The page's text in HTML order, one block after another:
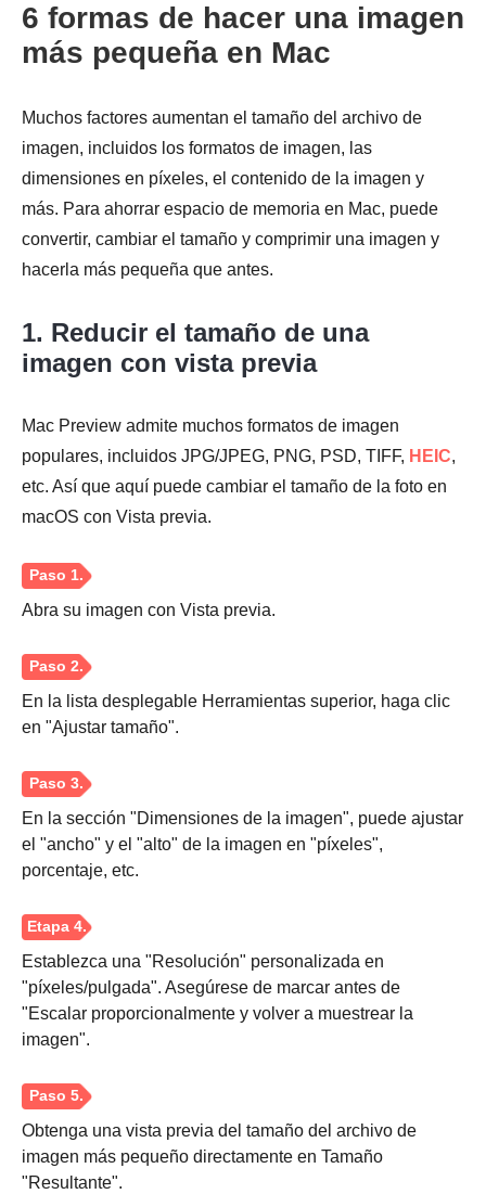
6 formas de hacer una imagen
más pequeña en Mac
Muchos factores aumentan el tamaño del archivo de
imagen, incluidos los formatos de imagen, las
dimensiones en píxeles, el contenido de la imagen y
más. Para ahorrar espacio de memoria en Mac, puede
convertir, cambiar el tamaño y comprimir una imagen y
hacerla más pequeña que antes.
1. Reducir el tamaño de una
imagen con vista previa
Mac Preview admite muchos formatos de imagen
populares, incluidos JPG/JPEG, PNG, PSD, TIFF, HEIC,
etc. Así que aquí puede cambiar el tamaño de la foto en
macOS con Vista previa.
Paso 1.
Abra su imagen con Vista previa.
Paso 2.
En la lista desplegable Herramientas superior, haga clic
en "Ajustar tamaño".
Paso 3.
En la sección "Dimensiones de la imagen", puede ajustar
el "ancho" y el "alto" de la imagen en "píxeles",
porcentaje, etc.
Establezca una "Resolución" personalizada en
"píxeles/pulgada". Asegúrese de marcar antes de
"Escalar proporcionalmente y volver a muestrear la
imagen".
Obtenga una vista previa del tamaño del archivo de
imagen más pequeño directamente en Tamaño
"Resultante".